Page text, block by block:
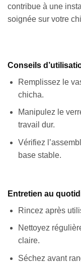
contribue à une
soignée sur votre
Conseils
Remplissez le
chicha.
Manipulez le
travail dur.
Vérifiez
base stable.
Entretien au
Rincez après
Nettoyez
claire.
Séchez avant